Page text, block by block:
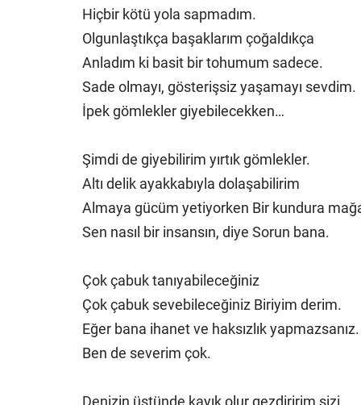
Hiçbir kötü yola sapmadım.
Olgunlaştıkça başaklarım çoğaldıkça
Anladım ki basit bir tohumum sadece.
Sade olmayı, gösterişsiz yaşamayı sevdim.
İpek gömlekler giyebilecekken…
Şimdi de giyebilirim yırtık gömlekler.
Altı delik ayakkabıyla dolaşabilirim
Almaya gücüm yetiyorken Bir kundura
Sen nasıl bir insansın, diye Sorun bana.
Çok çabuk tanıyabileceğiniz
Çok çabuk sevebileceğiniz Biriyim derim.
Eğer bana ihanet ve haksızlık yapmazsanız.
Ben de severim çok.
Denizin üstünde kayık olur gezdiririm sizi